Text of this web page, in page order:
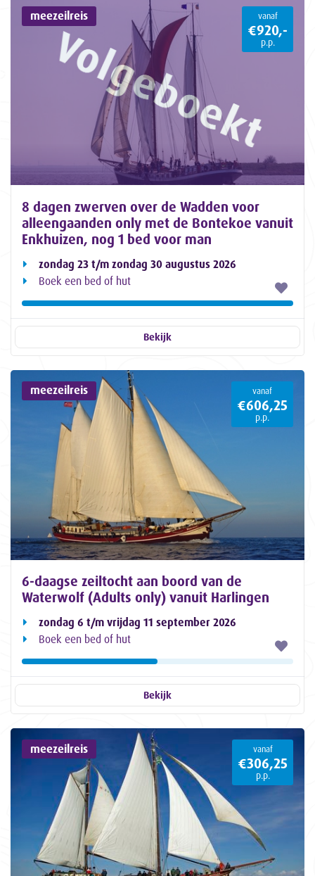
meezeilreis vanaf
€920,-
p.p.
8 dagen zwerven over de Wadden voor
alleengaanden only met de Bontekoe vanuit
Enkhuizen, nog 1 bed voor man
zondag 23 t/m zondag 30 augustus 2026
Boek een bed of hut
Bekijk
meezeilreis vanaf
€606,25
p.p.
6-daagse zeiltocht aan boord van de
Waterwolf (Adults only) vanuit Harlingen
zondag 6 t/m vrijdag 11 september 2026
Boek een bed of hut
Bekijk
meezeilreis vanaf
€306,25
p.p.